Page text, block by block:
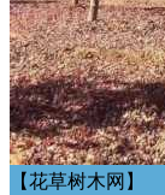
【花草树木网】